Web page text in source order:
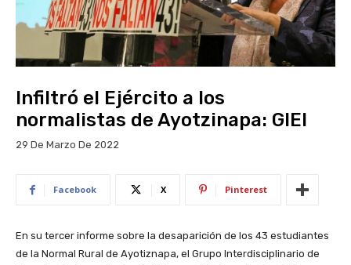
Infiltró el Ejército a los
normalistas de Ayotzinapa: GIEI
29 De Marzo De 2022
Facebook X Pinterest
En su tercer informe sobre la desaparición de los 43 estudiantes
de la Normal Rural de Ayotiznapa, el Grupo Interdisciplinario de